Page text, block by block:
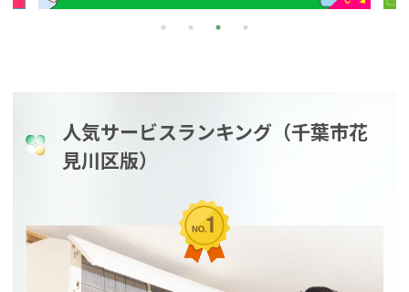
人気サービスランキング（千葉市花
見川区版）